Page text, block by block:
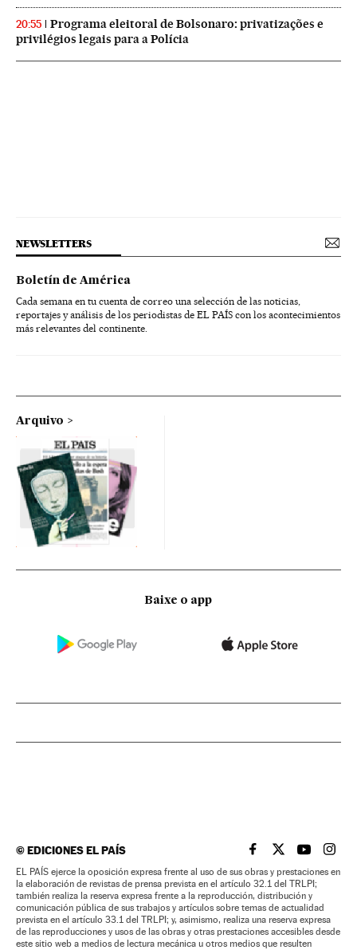
20:55
Programa eleitoral de Bolsonaro: privatizações e
privilégios legais para a Polícia
NEWSLETTERS
Boletín de América
Cada semana en tu cuenta de correo una selección de las noticias,
reportajes y análisis de los periodistas de EL PAÍS con los acontecimientos
más relevantes del continente.
Arquivo
Baixe o app
©EDICIONES EL PAÍS EL PAÍS BRASIL EN
EL PAÍSEL PAÍS
EL
EL PAÍS ejerce la oposición expresa frente al uso de sus obras y prestaciones en
la elaboración de revistas de prensa prevista en el artículo 32.1 del TRLPI;
también realiza la reserva expresa frente a la reproducción, distribución y
comunicación pública de sus trabajos y artículos sobre temas de actualidad
prevista en el artículo 33.1 del TRLPI; y, asimismo, realiza una reserva expresa
de las reproducciones y usos de las obras y otras prestaciones accesibles desde
este sitio web a medios de lectura mecánica u otros medios que resulten